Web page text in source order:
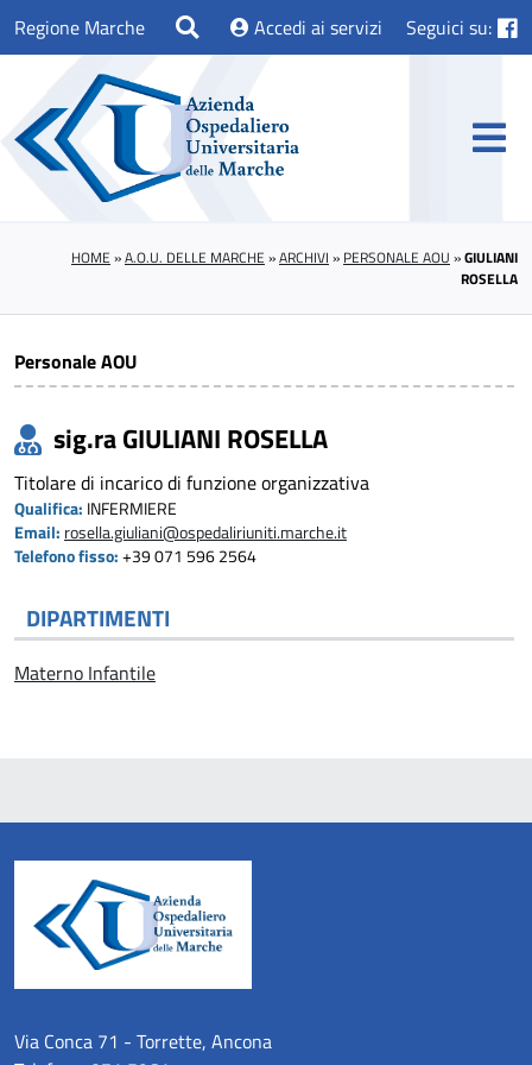
Regione Marche Accedi ai servizi Seguici su:
HOME »A.O.U. DELLE MARCHE »ARCHIVI » PERSONALE AOU »GIULIANI
ROSELLA
Personale AOU
sig.ra GIULIANI ROSELLA
Titolare di incarico di funzione organizzativa
Qualifica: INFERMIERE
Email: rosella.giuliani@ospedaliriuniti.marche.it
Telefono fisso: +39 071 596 2564
DIPARTIMENTI
Materno Infantile
Via Conca 71 - Torrette, Ancona